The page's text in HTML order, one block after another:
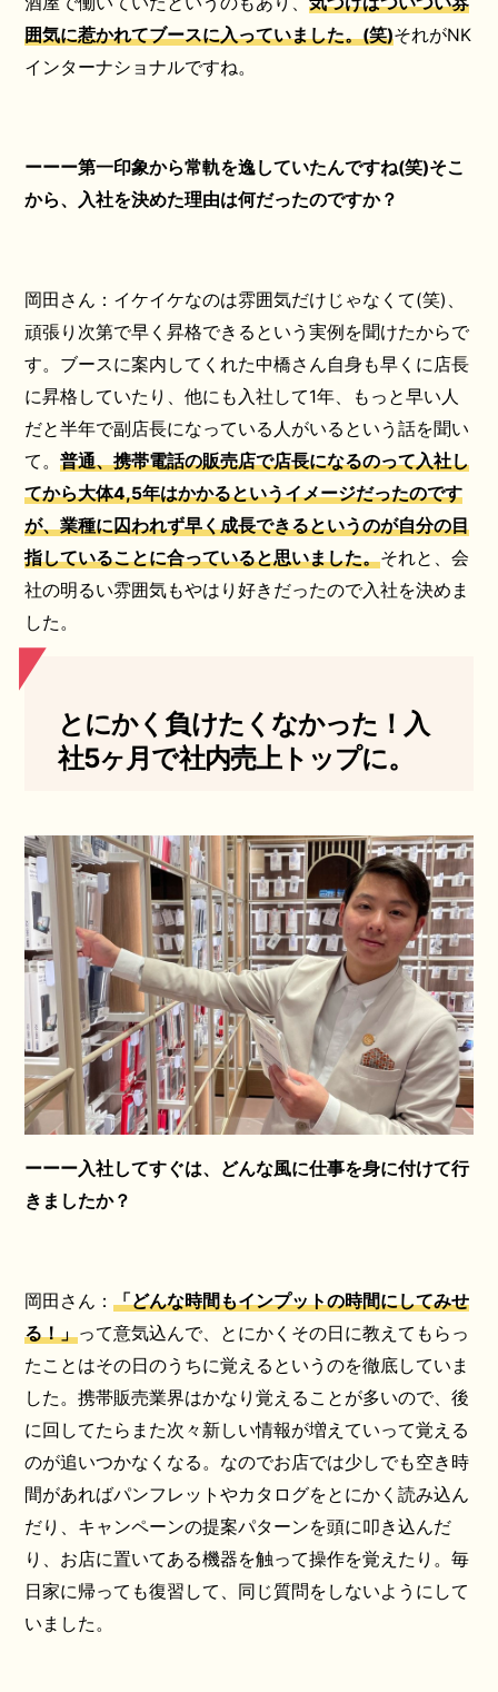
囲気に惹かれてブースに入っていました。(笑)それがNK
インターナショナルですね。
ーーー第一印象から常軌を逸していたんですね(笑)そこ
から、入社を決めた理由は何だったのですか？
岡田さん：イケイケなのは雰囲気だけじゃなくて(笑)、
頑張り次第で早く昇格できるという実例を聞けたからで
す。ブースに案内してくれた中橋さん自身も早くに店長
に昇格していたり、他にも入社して1年、もっと早い人
だと半年で副店長になっている人がいるという話を聞い
て。 普通、携帯電話の販売店で店長になるのって入社し
てから大体4,5年はかかるというイメージだったのです
が、業種に囚われず早く成長できるというのが自分の目
指していることに合っていると思いました。それと、会
社の明るい雰囲気もやはり好きだったので入社を決めま
した。
とにかく負けたくなかった！入
社5ヶ月で社内売上トップに。
ーーー入社してすぐは、どんな風に仕事を身に付けて行
きましたか？
岡田さん： 「どんな時間もインプットの時間にしてみせ
る！」って意気込んで、とにかくその日に教えてもらっ
たことはその日のうちに覚えるというのを徹底していま
した。携帯販売業界はかなり覚えることが多いので、後
に回してたらまた次々新しい情報が増えていって覚える
のが追いつかなくなる。なのでお店では少しでも空き時
間があればパンフレットやカタログをとにかく読み込ん
だり、キャンペーンの提案パターンを頭に叩き込んだ
り、お店に置いてある機器を触って操作を覚えたり。毎
日家に帰っても復習して、同じ質問をしないようにして
いました。